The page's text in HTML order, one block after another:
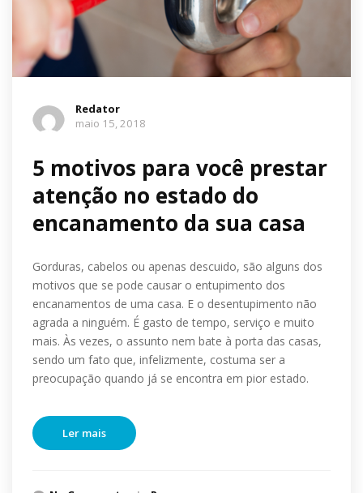
Redator
maio 15, 2018
5 motivos para você prestar
atenção no estado do
encanamento da sua casa
Gorduras, cabelos ou apenas descuido, são alguns dos
motivos que se pode causar o entupimento dos
encanamentos de uma casa. E o desentupimento não
agrada a ninguém. É gasto de tempo, serviço e muito
mais. Às vezes, o assunto nem bate à porta das casas,
sendo um fato que, infelizmente, costuma ser a
preocupação quando já se encontra em pior estado.
Ler mais